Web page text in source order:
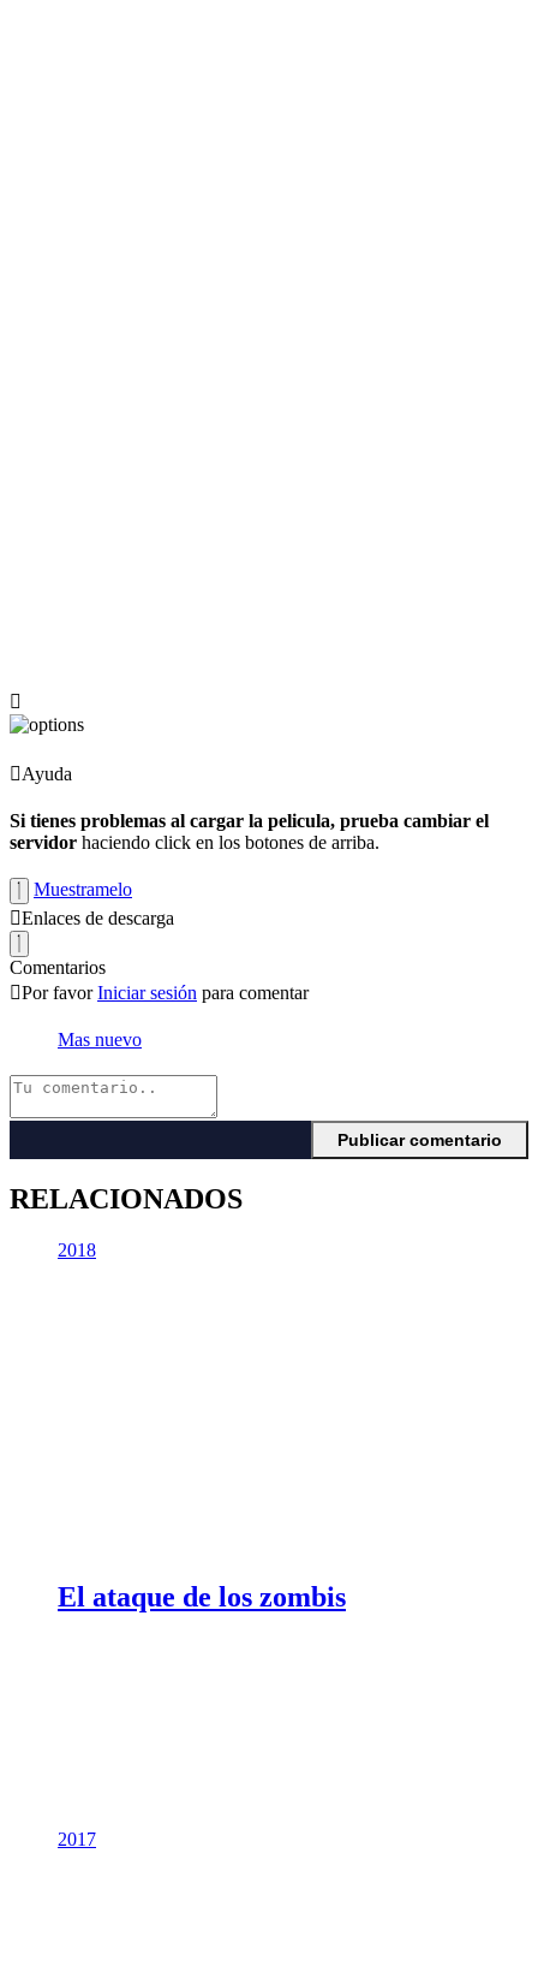
Ayuda
Si tienes problemas al cargar la pelicula, prueba cambiar el
servidor haciendo click en los botones de arriba.
Muestramelo
Enlaces de descarga
Comentarios
Por favorIniciar sesión para comentar
Mas nuevo
RELACIONADOS
2018
El ataque de los zombis
2017